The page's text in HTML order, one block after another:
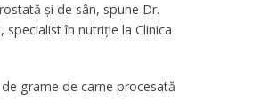
și de sân, spune Dr.
specialist în nutriție la Clinica
grame de carne procesată